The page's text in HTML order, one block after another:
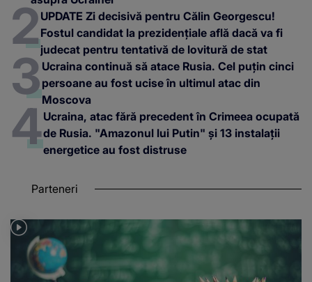
UPDATE Zi decisivă pentru Călin Georgescu!
Fostul candidat la prezidențiale află dacă va fi
judecat pentru tentativă de lovitură de stat
Ucraina continuă să atace Rusia. Cel puțin cinci
persoane au fost ucise în ultimul atac din
Moscova
Ucraina, atac fără precedent în Crimeea ocupată
de Rusia. "Amazonul lui Putin" și 13 instalații
energetice au fost distruse
Parteneri